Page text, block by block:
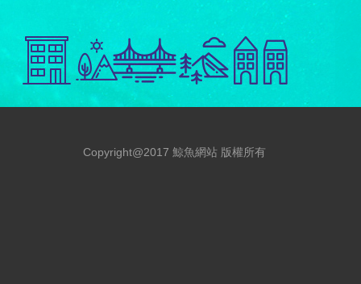
Copyright@2017 鯨魚網站 版權所有